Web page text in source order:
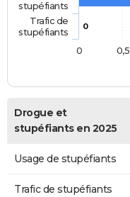
0
stupéfiants
Trafic de
stupéfiants
0
0,5
Drogue et
stupéfiants en 2025
Usage de stupéfiants
Trafic de stupéfiants